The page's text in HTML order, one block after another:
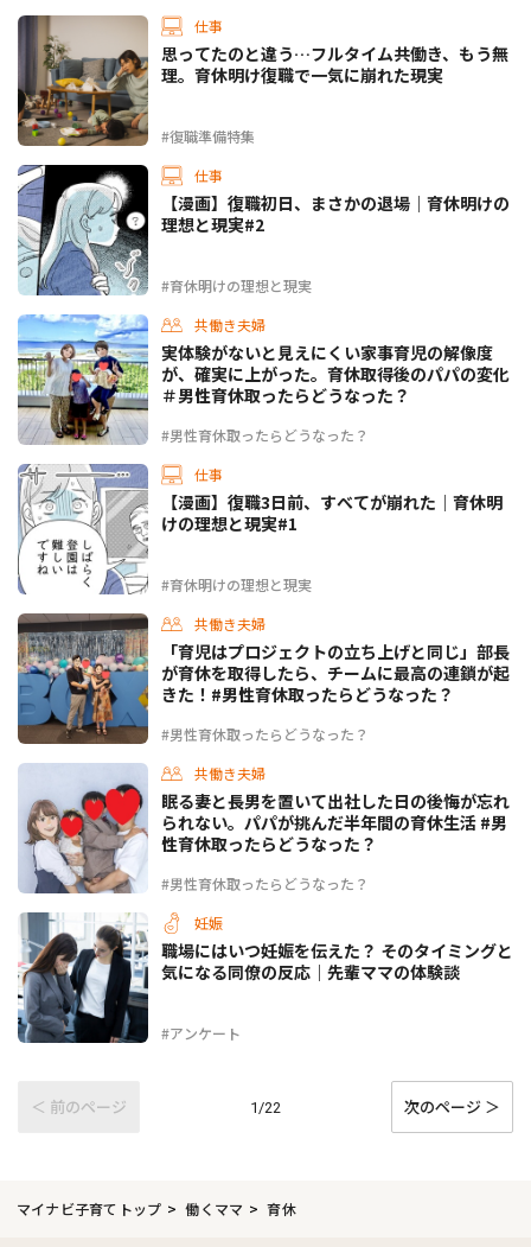
仕事
#復職準備特集
思ってたのと違う…フルタイム共働き、もう無
理。育休明け復職で一気に崩れた現実
仕事
#育休明けの理想と現実
【漫画】復職初日、まさかの退場｜育休明けの
理想と現実#2
共働き夫婦
#男性育休取ったらどうなった？
実体験がないと見えにくい家事育児の解像度
が、確実に上がった。育休取得後のパパの変化
＃男性育休取ったらどうなった？
仕事
#育休明けの理想と現実
【漫画】復職3日前、すべてが崩れた｜育休明
けの理想と現実#1
共働き夫婦
#男性育休取ったらどうなった？
「育児はプロジェクトの立ち上げと同じ」部長
が育休を取得したら、チームに最高の連鎖が起
きた！#男性育休取ったらどうなった？
共働き夫婦
#男性育休取ったらどうなった？
眠る妻と長男を置いて出社した日の後悔が忘れ
られない。パパが挑んだ半年間の育休生活 #男
性育休取ったらどうなった？
妊娠
#アンケート
職場にはいつ妊娠を伝えた？ そのタイミングと
気になる同僚の反応｜先輩ママの体験談
＜ 前のページ 1/22 次のページ ＞
マイナビ子育てトップ 働くママ 育休